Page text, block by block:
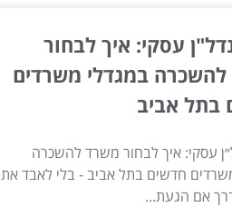
עסקי: איך לבחור
במגדלי משרדים
בתל אביב
עסקי: איך לבחור משרד להשכרה
חדשים בתל אביב - בלי לאבד את
אם הגעת...